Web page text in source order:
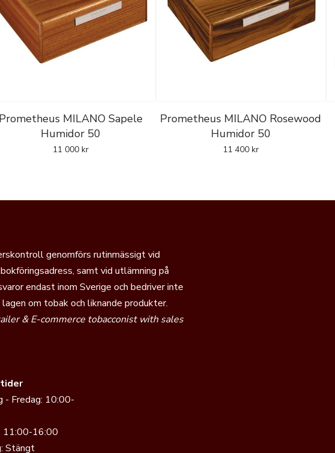
Prometheus MILANO Sapele
Humidor 50
11 000kr
Prometheus MILANO Rosewood
Humidor 50
11 400 kr
genomförs rutinmässigt vid
samt vid utlämning på
endast inom Sverige och bedriver inte
om tobak och liknande produkter.
& E-commerce tobacconist with sales
- Fredag: 10:00-
11:00-16:00
Stängt